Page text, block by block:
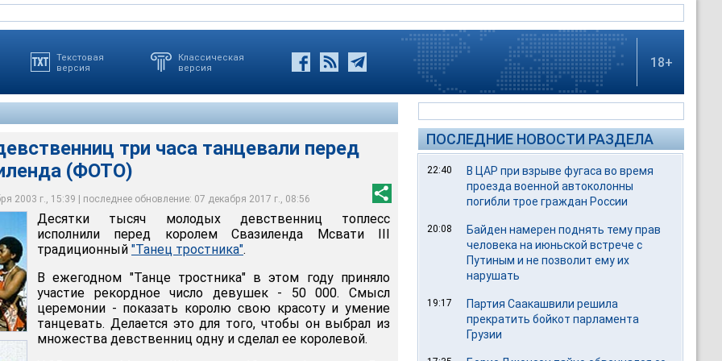
Текстовая
версия
Классическая
версия
18+
три часа танцевали перед
(ФОТО)
2003 г., 15:39 | последнее обновление: 07 декабря 2017 г., 08:56
три часа танцевали перед королем Свазиленда
три часа танцевали перед королем Свазиленда
три часа танцевали перед королем Свазиленда
три часа танцевали перед королем Свазиленда
три часа танцевали перед королем Свазиленда
три часа танцевали перед королем Свазиленда
Десятки тысяч молодых девственниц топлесс
исполнили перед королем Свазиленда Мсвати III
традиционный "Танец тростника".
В ежегодном "Танце тростника" в этом году приняло
участие рекордное число девушек - 50 000. Смысл
церемонии - показать королю свою красоту и умение
танцевать. Делается это для того, чтобы он выбрал из
множества девственниц одну и сделал ее королевой.
ПОСЛЕДНИЕ НОВОСТИ РАЗДЕЛА
22:40
В ЦАР при взрыве фугаса во время
проезда военной автоколонны
погибли трое граждан России
20:08
Байден намерен поднять тему прав
человека на июньской встрече с
Путиным и не позволит ему их
нарушать
19:17
Партия Саакашвили решила
прекратить бойкот парламента
Грузии